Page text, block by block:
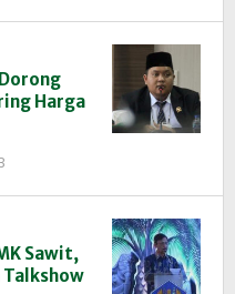
InfoSAWIT
Harga
InfoSAWIT
Sawit,
Talkshow